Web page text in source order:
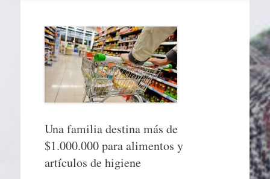
Una familia destina más de
$1.000.000 para alimentos y
artículos de higiene